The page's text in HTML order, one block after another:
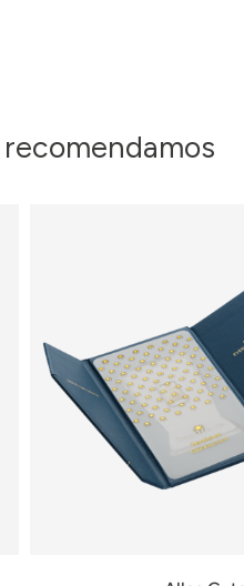
recomendamos